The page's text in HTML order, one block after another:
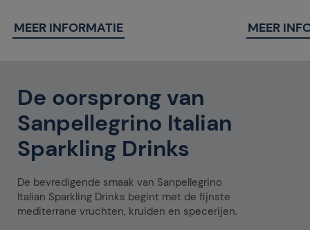
MEER INFORMATIE MEER
De oorsprong van
Sanpellegrino Italian
Sparkling Drinks
De bevredigende smaak van Sanpellegrino
Italian Sparkling Drinks begint met de fijnste
mediterrane vruchten, kruiden en specerijen.